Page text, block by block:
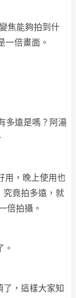
焦能夠拍到什
一倍畫面。
多遠是嗎？阿湯
用，晚上使用也
究竟拍多遠，就
倍拍攝。
。
，這樣大家知